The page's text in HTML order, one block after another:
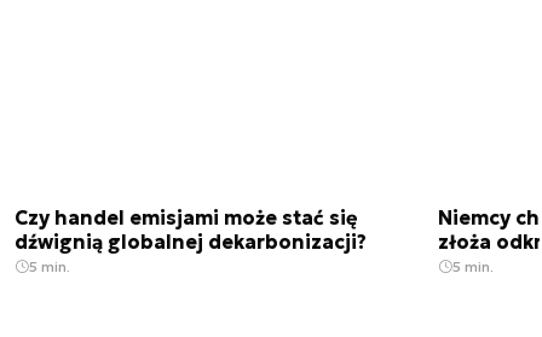
Czy handel emisjami może stać się
dźwignią globalnej dekarbonizacji?
5 min.
Niemcy
złoża
5 min.